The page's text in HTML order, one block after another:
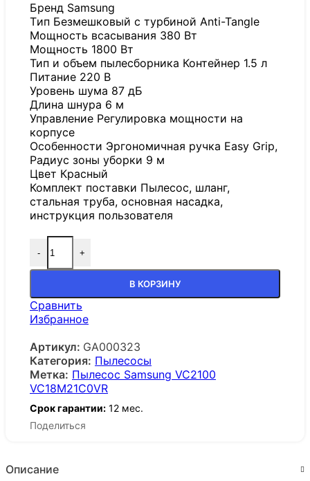
Бренд Samsung
Tип Безмешковый с турбиной Anti-Tangle
Мощность всасывания 380 Вт
Мощность 1800 Вт
Тип и объем пылесборника Контейнер 1.5 л
Питание 220 В
Уровень шума 87 дБ
Длина шнура 6 м
Управление Регулировка мощности на
корпусе
Особенности Эргономичная ручка Easy Grip,
Радиус зоны уборки 9 м
Цвет Красный
Комплект поставки Пылесос, шланг,
стальная труба, основная насадка,
инструкция пользователя
- +
В КОРЗИНУ
Сравнить
Избранное
Артикул: GA000323
Категория: Пылесосы
Метка: Пылесос Samsung VC2100
VC18M21C0VR
Срок гарантии: 12 мес.
Поделиться
Описание